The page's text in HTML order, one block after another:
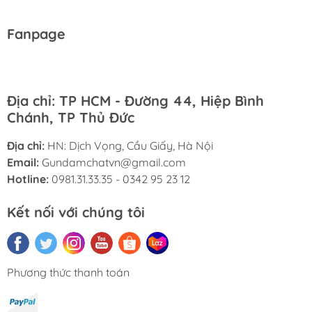
Fanpage
Địa chỉ: TP HCM - Đường 44, Hiệp Bình
Chánh, TP Thủ Đức
Địa chỉ: HN: Dịch Vọng, Cầu Giấy, Hà Nội
Email: Gundamchatvn@gmail.com
Hotline: 0981.31.33.35 - 0342 95 23 12
Kết nối với chúng tôi
Phương thức thanh toán